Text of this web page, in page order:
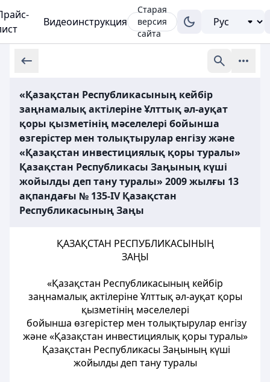
Видеоинструкция
Старая
версия
сайта
«Қазақстан Республикасының кейбір
заңнамалық актілеріне Ұлттық әл-ауқат
қоры қызметінің мәселелері бойынша
өзгерістер мен толықтырулар енгізу және
«Қазақстан инвестициялық қоры туралы»
Қазақстан Республикасы Заңының күші
жойылды деп тану туралы» 2009 жылғы 13
ақпандағы № 135-ІV Қазақстан
Республикасының Заңы
ҚАЗАҚСТАН РЕСПУБЛИКАСЫНЫҢ
ЗАҢЫ
«Қазақстан Республикасының кейбір
заңнамалық актілеріне Ұлттық әл-ауқат қоры
қызметінің мәселелері
бойынша өзгерістер мен толықтырулар енгізу
және «Қазақстан инвестициялық қоры туралы»
Қазақстан Республикасы Заңының күші
жойылды деп тану туралы